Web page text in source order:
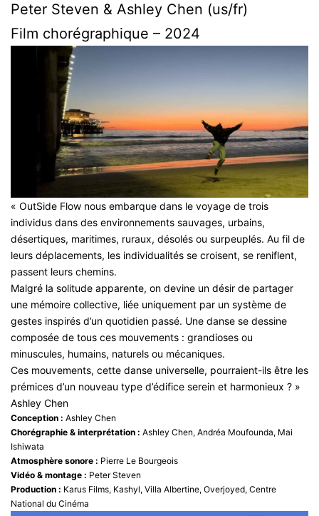
Peter Steven & Ashley Chen (us/fr)
Film chorégraphique – 2024
« OutSide Flow nous embarque dans le voyage de trois
individus dans des environnements sauvages, urbains,
désertiques, maritimes, ruraux, désolés ou surpeuplés. Au fil de
leurs déplacements, les individualités se croisent, se reniflent,
passent leurs chemins.
Malgré la solitude apparente, on devine un désir de partager
une mémoire collective, liée uniquement par un système de
gestes inspirés d’un quotidien passé. Une danse se dessine
composée de tous ces mouvements : grandioses ou
minuscules, humains, naturels ou mécaniques.
Ces mouvements, cette danse universelle, pourraient-ils être les
prémices d’un nouveau type d’édifice serein et harmonieux ? »
Ashley Chen
Conception : Ashley Chen
Chorégraphie & interprétation : Ashley Chen, Andréa Moufounda, Mai
Ishiwata
Atmosphère sonore : Pierre Le Bourgeois
Vidéo & montage : Peter Steven
Production : Karus Films, Kashyl, Villa Albertine, Overjoyed, Centre
National du Cinéma